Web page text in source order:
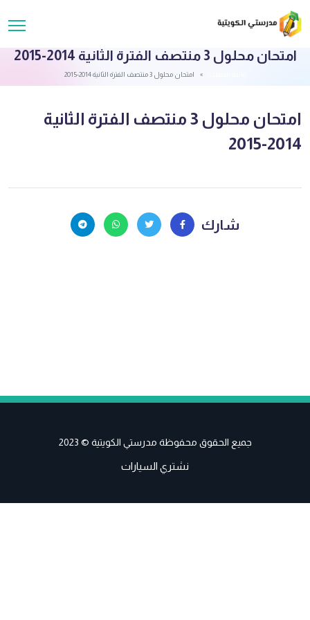
امتحان محلول 3 منتصف الفترة الثانية 2014-2015
امتحان محلول 3 منتصف الفترة الثانية 2014-2015
امتحان محلول 3 منتصف الفترة الثانية
2014-2015
شارك
جميع الحقوق محفوظة مدرستي الكويتية © 2023
نشتري السيارات